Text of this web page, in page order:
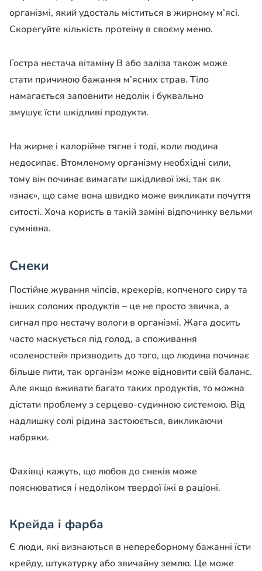
організмі, який удосталь міститься в жирному м’ясі.
Скорегуйте кількість протеїну в своєму меню.
Гостра нестача вітаміну В або заліза також може
стати причиною бажання м’ясних страв. Тіло
намагається заповнити недолік і буквально
змушує їсти шкідливі продукти.
На жирне і калорійне тягне і тоді, коли людина
недосипає. Втомленому організму необхідні сили,
тому він починає вимагати шкідливої їжі, так як
«знає», що саме вона швидко може викликати почуття
ситості. Хоча користь в такій заміні відпочинку вельми
сумнівна.
Снеки
Постійне жування чіпсів, крекерів, копченого сиру та
інших солоних продуктів – це не просто звичка, а
сигнал про нестачу вологи в організмі. Жага досить
часто маскується під голод, а споживання
«соленостей» призводить до того, що людина починає
більше пити, так організм може відновити свій баланс.
Але якщо вживати багато таких продуктів, то можна
дістати проблему з серцево-судинною системою. Від
надлишку солі рідина застоюється, викликаючи
набряки.
Фахівці кажуть, що любов до снеків може
пояснюватися і недоліком твердої їжі в раціоні.
Крейда і фарба
Є люди, які визнаються в непереборному бажанні їсти
крейду, штукатурку або звичайну землю. Це може